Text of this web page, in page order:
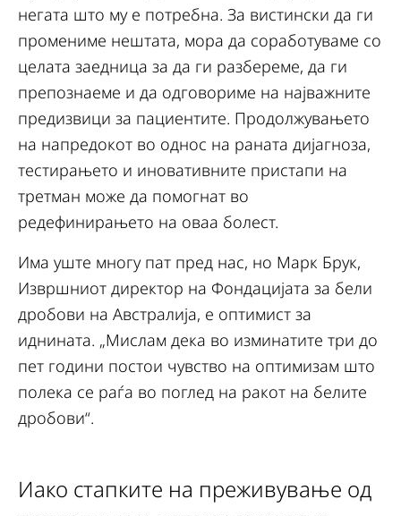
негата што му е потребна. За вистински да ги
промениме нештата, мора да соработуваме со
целата заедница за да ги разбереме, да ги
препознаеме и да одговориме на најважните
предизвици за пациентите. Продолжувањето
на напредокот во однос на раната дијагноза,
тестирањето и иновативните пристапи на
третман може да помогнат во
редефинирањето на оваа болест.
Има уште многу пат пред нас, но Марк Брук,
Извршниот директор на Фондацијата за бели
дробови на Австралија, е оптимист за
иднината. „Мислам дека во изминатите три до
пет години постои чувство на оптимизам што
полека се раѓа во поглед на ракот на белите
дробови“.
Иако стапките на преживување од